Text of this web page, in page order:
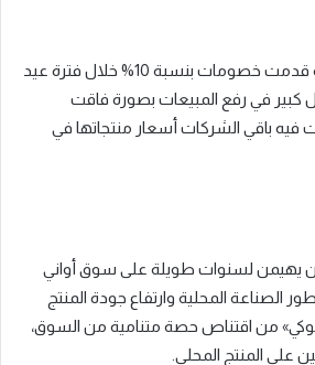
وأعلن الزنوكي أن الشركة قدمت خصومات بنسبة 10% خلال فترة عيد
كبير في رفع المبيعات بصورة فاقت
باقي الشركات أسعار منتجاتها في
كان يهيمن لسنوات طويلة على سوق أواني
الصناعة المحلية وارتفاع جودة المنتج
من اقتناص حصة متنامية من السوق،
على المنتج المحلي.